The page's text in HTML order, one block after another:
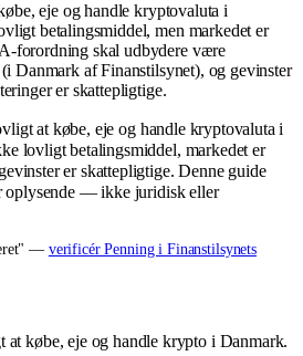
eje og handle kryptovaluta i
betalingsmiddel, men markedet er
forordning skal udbydere være
Danmark af Finanstilsynet), og gevinster
er skattepligtige.
at købe, eje og handle kryptovaluta i
lovligt betalingsmiddel, markedet er
er skattepligtige. Denne guide
oplysende — ikke juridisk eller
— verificér Penning i Finanstilsynets
købe, eje og handle krypto i Danmark.